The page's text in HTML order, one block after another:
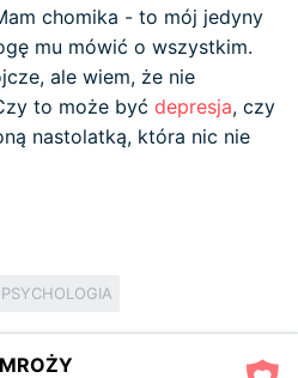
chomika - to mój jedyny
mu mówić o wszystkim.
ale wiem, że nie
to może być depresja, czy
nastolatką, która nic nie
PSYCHOLOGIA